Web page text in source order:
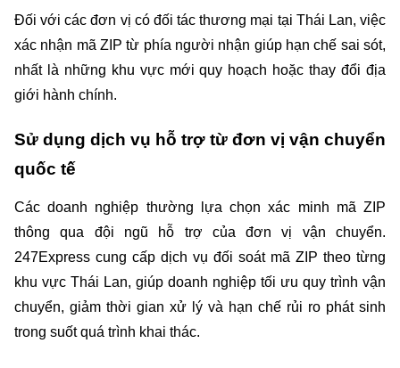
Đối với các đơn vị có đối tác thương mại tại Thái Lan, việc
xác nhận mã ZIP từ phía người nhận giúp hạn chế sai sót,
nhất là những khu vực mới quy hoạch hoặc thay đổi địa
giới hành chính.
Sử dụng dịch vụ hỗ trợ từ đơn vị vận chuyển
quốc tế
Các doanh nghiệp thường lựa chọn xác minh mã ZIP
thông qua đội ngũ hỗ trợ của đơn vị vận chuyển.
247Express cung cấp dịch vụ đối soát mã ZIP theo từng
khu vực Thái Lan, giúp doanh nghiệp tối ưu quy trình vận
chuyển, giảm thời gian xử lý và hạn chế rủi ro phát sinh
trong suốt quá trình khai thác.